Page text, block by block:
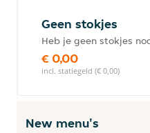
Geen stokjes
Heb je geen stokjes
€ 0,00
incl. statiegeld (€ 0,00)
New menu's